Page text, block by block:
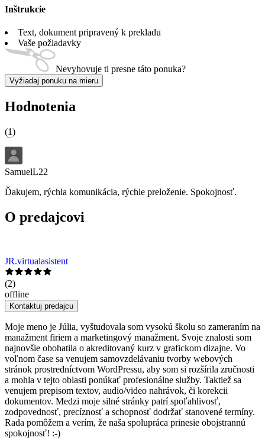
Inštrukcie
Text, dokument pripravený k prekladu
Vaše požiadavky
Nevyhovuje ti presne táto ponuka?
Vyžiadaj ponuku na mieru
Hodnotenia
(1)
SamuelL22
Ďakujem, rýchla komunikácia, rýchle preloženie. Spokojnosť.
O predajcovi
JR.virtualasistent
(2)
offline
Kontaktuj predajcu
Moje meno je Júlia, vyštudovala som vysokú školu so zameraním na
manažment firiem a marketingový manažment. Svoje znalosti som
najnovšie obohatila o akreditovaný kurz v grafickom dizajne. Vo
voľnom čase sa venujem samovzdelávaniu tvorby webových
stránok prostredníctvom WordPressu, aby som si rozšírila zručnosti
a mohla v tejto oblasti ponúkať profesionálne služby. Taktiež sa
venujem prepisom textov, audio/video nahrávok, či korekcii
dokumentov. Medzi moje silné stránky patrí spoľahlivosť,
zodpovednosť, precíznosť a schopnosť dodržať stanovené termíny.
Rada pomôžem a verím, že naša spolupráca prinesie obojstrannú
spokojnosť! :-)